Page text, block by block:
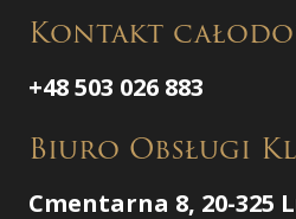
Kontakt
+48 503 026 883
Biuro Obsługi
Cmentarna 8, 20-325